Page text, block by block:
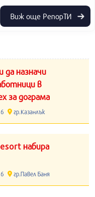
Виж още РепорТИ
да назначи
в
за дограма
гр.Казанлък
набира
гр.Павел Баня